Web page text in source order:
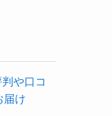
や口コ
届け